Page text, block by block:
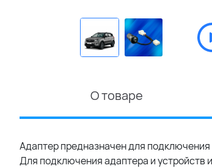
О товаре
Адаптер предназначен для
Для подключения адаптера и устройств